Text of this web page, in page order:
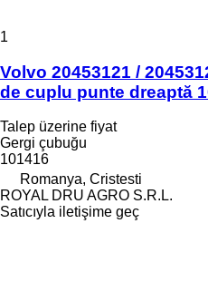
1
Volvo 20453121 /
de cuplu punte dreaptă
Talep üzerine fiyat
Gergi çubuğu
101416
Romanya, Cristesti
ROYAL DRU AGRO S.R.L.
Satıcıyla iletişime geç